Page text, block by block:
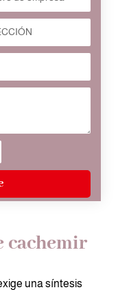
cachemir
una síntesis